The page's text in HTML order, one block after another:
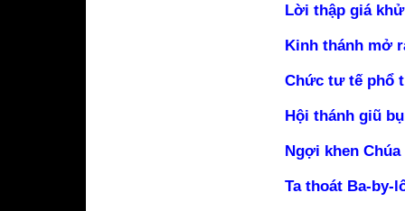
Lời thập giá
Kinh thánh mở
Chức tư tế phổ
Hội thánh giũ
Ngợi khen
Ta thoát Ba-by-